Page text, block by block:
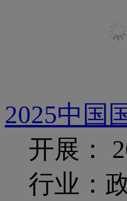
2025中国
开展：
行业：